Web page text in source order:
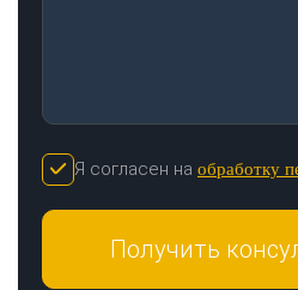
Я согласен на обработку
Получить